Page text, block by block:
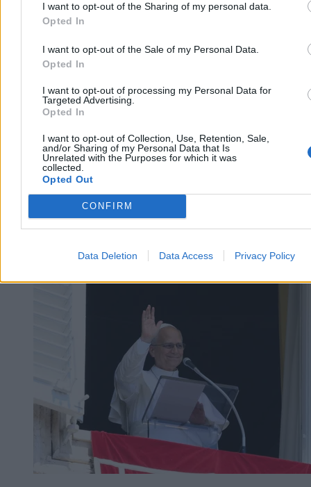
I want to opt-out of the Sharing of my personal data.
Opted In
I want to opt-out of the Sale of my Personal Data.
Opted In
I want to opt-out of processing my Personal Data for
Targeted Advertising.
Opted In
I want to opt-out of Collection, Use, Retention, Sale,
and/or Sharing of my Personal Data that Is
Unrelated with the Purposes for which it was
collected.
Opted Out
CONFIRM
Data Deletion Data Access Privacy Policy
Aleksandra Cieślik
Dzisiaj 14:37
Reklama